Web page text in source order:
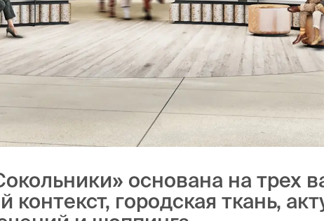
основана на трех
контекст, городская ткань,